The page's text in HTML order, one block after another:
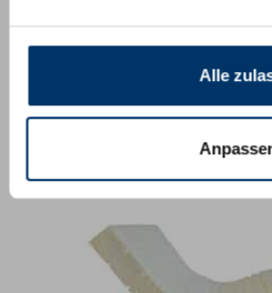
Taschenfederkernmodell